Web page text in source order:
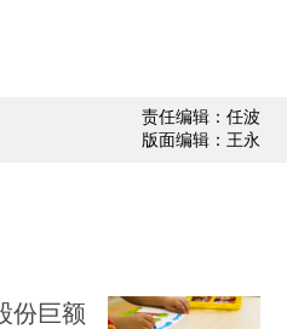
责任编辑：任波
版面编辑：王永
份巨额